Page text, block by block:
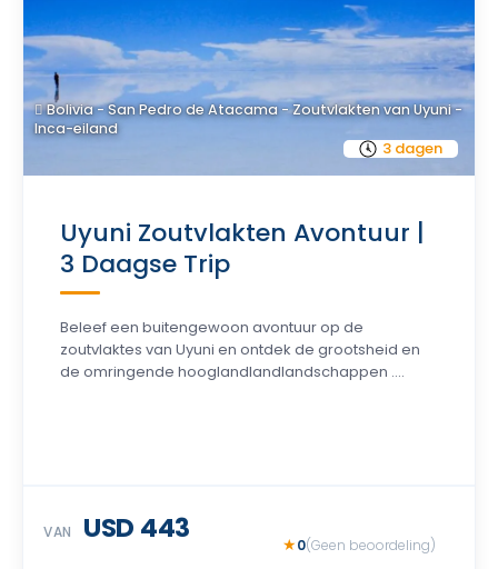
3 dagen
Bolivia - San Pedro de Atacama - Zoutvlakten van Uyuni -
Inca-eiland
Uyuni Zoutvlakten Avontuur |
3 Daagse Trip
Beleef een buitengewoon avontuur op de
zoutvlaktes van Uyuni en ontdek de grootsheid en
de omringende hooglandlandlandschappen ....
VAN USD 443 0(Geen beoordeling)